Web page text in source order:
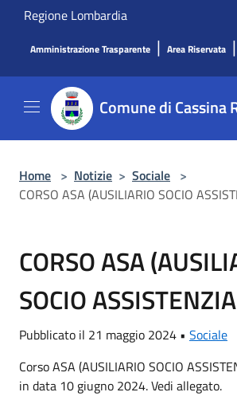
Salta al contenuto principale
Regione Lombardia
Amministrazione Trasparente | Area Riservata |
Comune di Cassina
Home > Notizie > Sociale >
CORSO ASA (AUSILIARIO SOCIO
CORSO ASA
SOCIO
Pubblicato il 21 maggio 2024 • Sociale
Corso ASA (AUSILIARIO SOCIO
in data 10 giugno 2024. Vedi allegato.